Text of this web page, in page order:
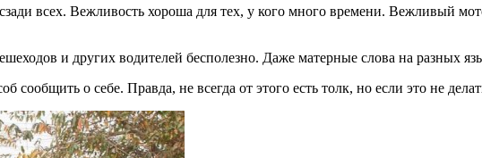
всех. Вежливость хороша для тех, у кого много времени. Вежливый
и других водителей бесполезно. Даже матерные слова на разных
сообщить о себе. Правда, не всегда от этого есть толк, но если это не